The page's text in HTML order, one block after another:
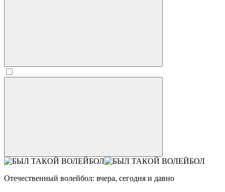
Отечественный волейбол: вчера, сегодня и давно